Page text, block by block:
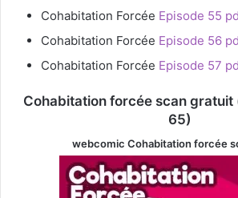
Cohabitation Forcée Episode 55
Cohabitation Forcée Episode 56
Cohabitation Forcée Episode 57
Cohabitation forcée scan gratuit
65)
webcomic Cohabitation forcée